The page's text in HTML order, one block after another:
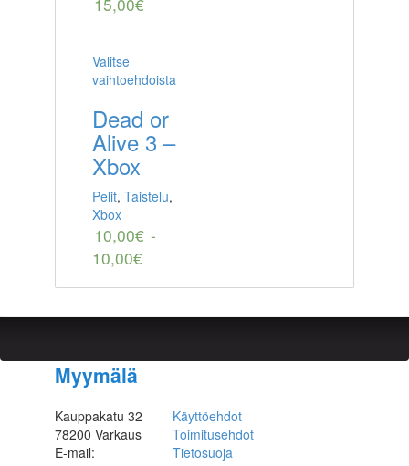
Valitse
vaihtoehdoista
Dead or
Alive 3 –
Xbox
Pelit, Taistelu,
Xbox
10,00€ -
10,00€
Myymälä
Kauppakatu 32
78200 Varkaus
E-mail:
Käyttöehdot
Toimitusehdot
Tietosuoja